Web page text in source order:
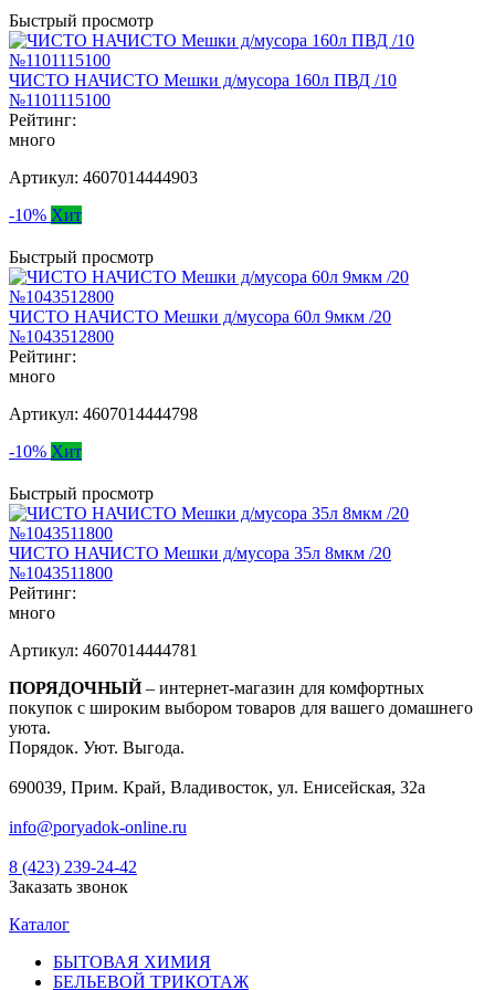
Быстрый просмотр
ЧИСТО НАЧИСТО Мешки д/мусора 160л ПВД /10
№1101115100
Рейтинг:
много
Артикул: 4607014444903
-10% Хит
Быстрый просмотр
ЧИСТО НАЧИСТО Мешки д/мусора 60л 9мкм /20
№1043512800
Рейтинг:
много
Артикул: 4607014444798
-10% Хит
Быстрый просмотр
ЧИСТО НАЧИСТО Мешки д/мусора 35л 8мкм /20
№1043511800
Рейтинг:
много
Артикул: 4607014444781
ПОРЯДОЧНЫЙ– интернет-магазин для комфортных
покупок с широким выбором товаров для вашего домашнего
уюта.
Порядок. Уют. Выгода.
690039, Прим. Край, Владивосток, ул. Енисейская, 32а
info@poryadok-online.ru
8 (423) 239-24-42
Заказать звонок
Каталог
БЫТОВАЯ ХИМИЯ
БЕЛЬЕВОЙ ТРИКОТАЖ